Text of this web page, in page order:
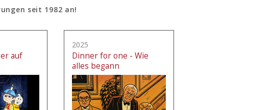
seit 1982 an!
auf
2025
Dinner for one - Wie
alles begann